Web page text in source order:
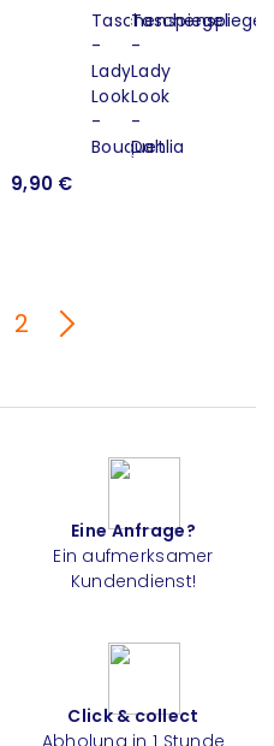
9,90 €
2
Eine Anfrage?
Ein aufmerksamer
Kundendienst!
Click & collect
Abholung in 1 Stunde